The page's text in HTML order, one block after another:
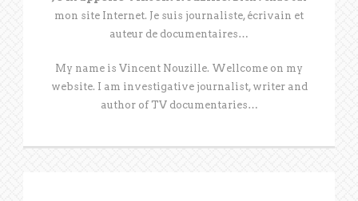
mon site Internet. Je suis journaliste, écrivain et
auteur de documentaires…
My name is Vincent Nouzille. Wellcome on my
website. I am investigative journalist, writer and
author of TV documentaries…